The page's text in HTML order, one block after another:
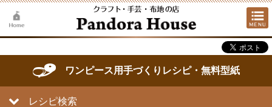
ワンピース用手づくりレシピ・無料型紙
レシピ検索